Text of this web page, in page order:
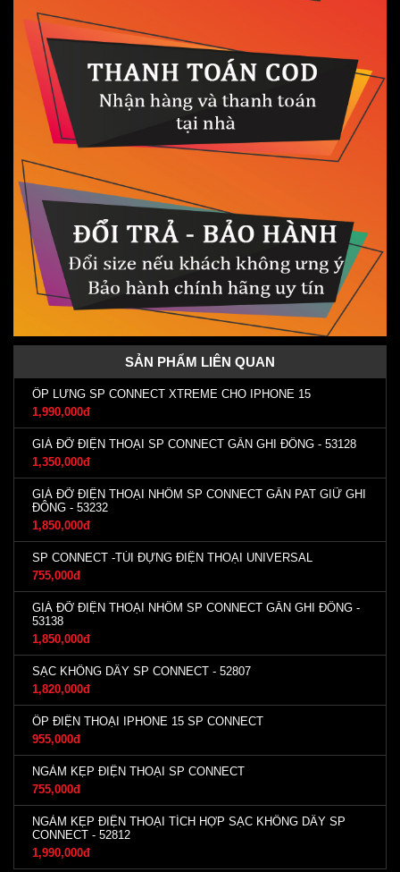
SẢN PHẨM LIÊN QUAN
ỐP LƯNG SP CONNECT XTREME CHO IPHONE 15
1,990,000đ
GIÁ ĐỠ ĐIỆN THOẠI SP CONNECT GẮN GHI ĐÔNG - 53128
1,350,000đ
GIÁ ĐỠ ĐIỆN THOẠI NHÔM SP CONNECT GẮN PAT GIỮ GHI
ĐÔNG - 53232
1,850,000đ
SP CONNECT -TÚI ĐỰNG ĐIỆN THOẠI UNIVERSAL
755,000đ
GIÁ ĐỠ ĐIỆN THOẠI NHÔM SP CONNECT GẮN GHI ĐÔNG -
53138
1,850,000đ
SẠC KHÔNG DÂY SP CONNECT - 52807
1,820,000đ
ỐP ĐIỆN THOẠI IPHONE 15 SP CONNECT
955,000đ
NGÀM KẸP ĐIỆN THOẠI SP CONNECT
755,000đ
NGÀM KẸP ĐIỆN THOẠI TÍCH HỢP SẠC KHÔNG DÂY SP
CONNECT - 52812
1,990,000đ